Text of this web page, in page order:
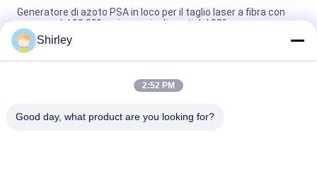
Generatore di azoto PSA in loco per il taglio laser a fibra con
purezza del 99,99% e risparmio di costi del 90%
Operazione automatizzata portatile dell'impianto di gas
dell'azoto di PSA di dimensione astuta
Industria di elettricità del litio di purezza 99,9995 del
Shirley
2:52 PM
Good day, what product are you looking for?